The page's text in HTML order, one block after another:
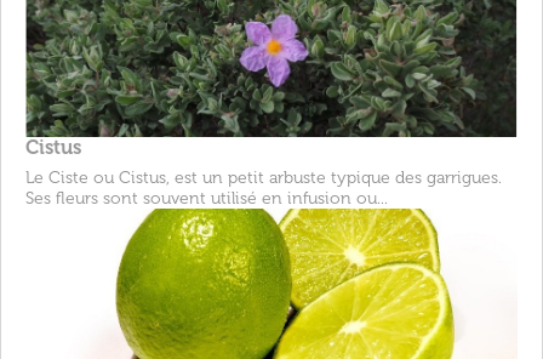
Cistus
Le Ciste ou Cistus, est un petit arbuste typique des garrigues.
Ses fleurs sont souvent utilisé en infusion ou...